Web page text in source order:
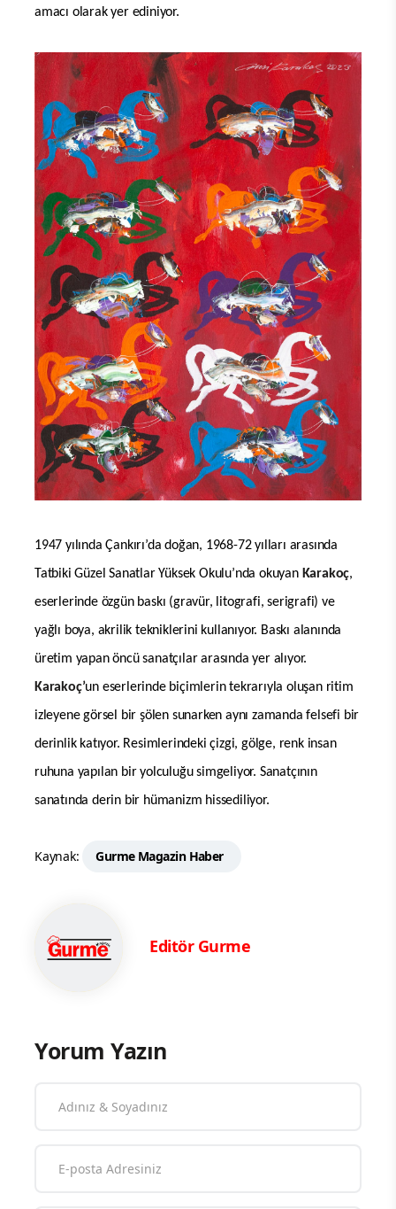
amacı olarak yer ediniyor.
1947 yılında Çankırı’da doğan, 1968-72 yılları arasında
Tatbiki Güzel Sanatlar Yüksek Okulu’nda okuyan Karakoç,
eserlerinde özgün baskı (gravür, litografi, serigrafi) ve
yağlı boya, akrilik tekniklerini kullanıyor. Baskı alanında
üretim yapan öncü sanatçılar arasında yer alıyor.
Karakoç’un eserlerinde biçimlerin tekrarıyla oluşan ritim
izleyene görsel bir şölen sunarken aynı zamanda felsefi bir
derinlik katıyor. Resimlerindeki çizgi, gölge, renk insan
ruhuna yapılan bir yolculuğu simgeliyor. Sanatçının
sanatında derin bir hümanizm hissediliyor.
Kaynak: Gurme Magazin Haber
Editör Gurme
Yorum Yazın